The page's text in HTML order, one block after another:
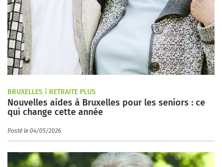
BRUXELLES | RETRAITE PLUS
Nouvelles aides à Bruxelles pour les seniors : ce
qui change cette année
Posté le 04/05/2026